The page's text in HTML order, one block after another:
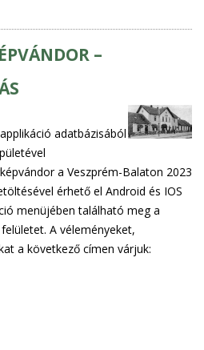
–
adatbázisából
a Veszprém-Balaton 2023
érhető el Android és IOS
menüjében található meg a
A véleményeket,
a következő címen várjuk: